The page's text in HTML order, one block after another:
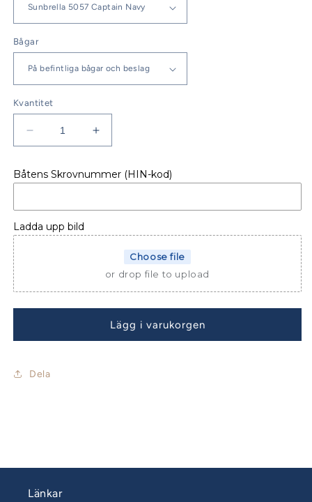
Bågar
Kvantitet
Minska
kvantitet
STYRHYTTSTAK
450
F
Öka
kvantitet
STYRHYTTSTAK
450
Båtens Skrovnummer (HIN-kod)
Ladda upp bild
Choose file
or drop file to upload
Lägg i varukorgen
Dela
Länkar